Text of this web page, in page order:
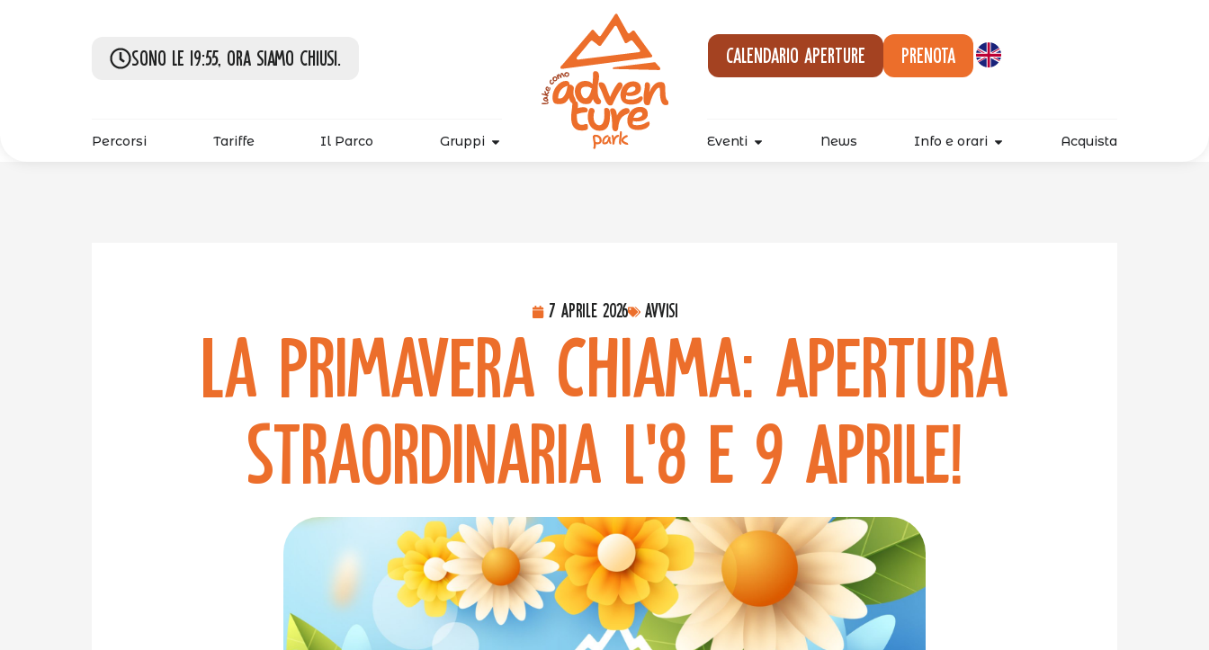
Sono le 19:55, ora siamo chiusi. Calendario aperture Prenota
Percorsi Tariffe Il Parco Gruppi Eventi News Info e orari Acquista
7 Aprile 2026 Avvisi
La Primavera Chiama: Apertura
Straordinaria l'8 e 9 Aprile!